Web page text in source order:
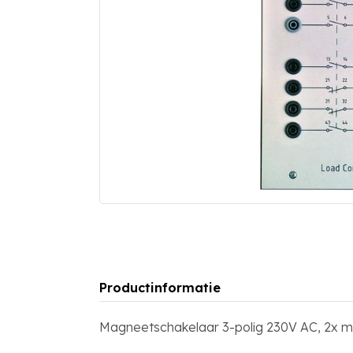
Productinformatie
Magneetschakelaar 3-polig 230V AC, 2x